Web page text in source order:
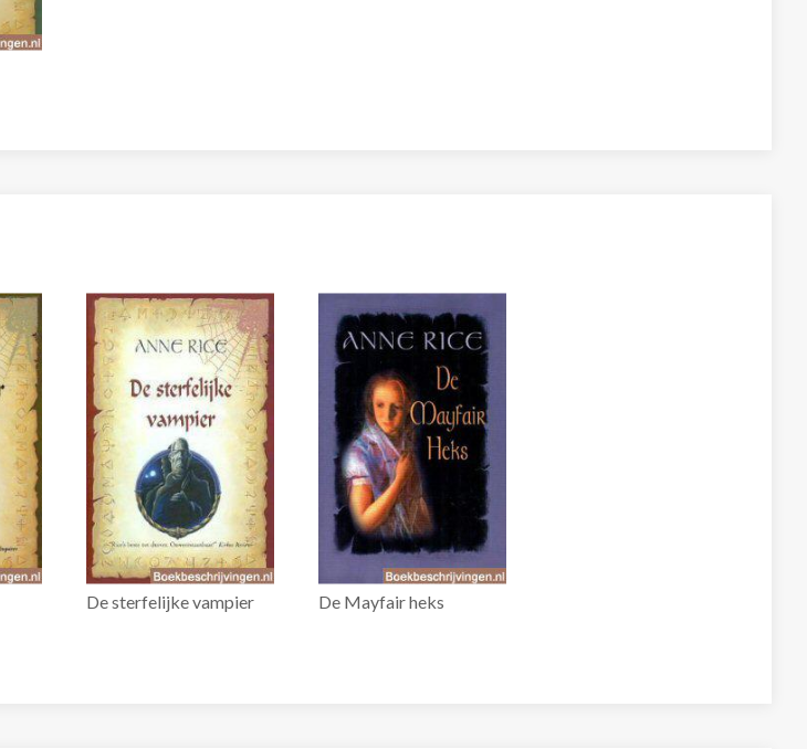
De sterfelijke vampier De Mayfair heks